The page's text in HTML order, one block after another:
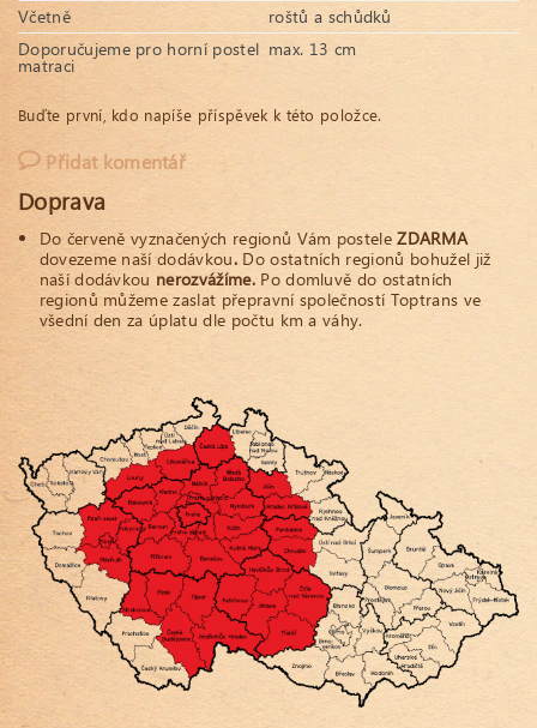
Včetně
roštů a schůdků
Doporučujeme pro horní postel
matraci
max. 13 cm
Buďte první, kdo napíše příspěvek k této položce.
Přidat komentář
Doprava
Do červeně vyznačených regionů Vám postele ZDARMA
dovezeme naší dodávkou. Do ostatních regionů bohužel již
naší dodávkou nerozvážíme. Po domluvě do ostatních
regionů můžeme zaslat přepravní společností Toptrans ve
všední den za úplatu dle počtu km a váhy.